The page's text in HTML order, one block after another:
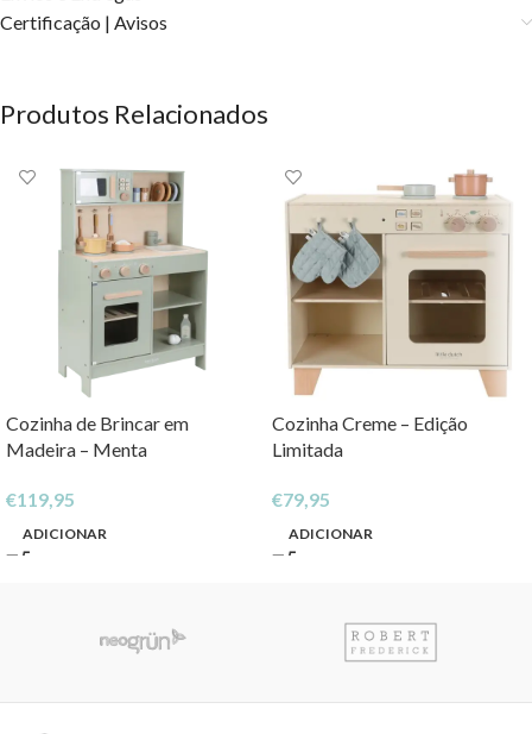
Certificação | Avisos
Produtos Relacionados
Cozinha de Brincar em
Madeira – Menta
€119,95
ADICIONAR
Cozinha Creme – Edição
Limitada
€79,95
ADICIONAR